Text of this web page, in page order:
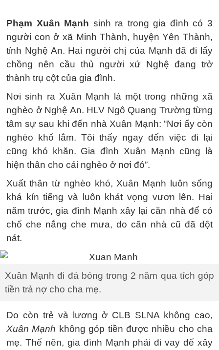
Phạm Xuân Mạnh sinh ra trong gia đình có 3
người con ở xã Minh Thành, huyện Yên Thành,
tỉnh Nghệ An. Hai người chị của Mạnh đã đi lấy
chồng nên cầu thủ người xứ Nghệ đang trở
thành trụ cột của gia đình.
Nơi sinh ra Xuân Mạnh là một trong những xã
nghèo ở Nghệ An. HLV Ngô Quang Trường từng
tâm sự sau khi đến nhà Xuân Mạnh: “Nơi ấy còn
nghèo khổ lắm. Tôi thấy ngay đến việc đi lại
cũng khó khăn. Gia đình Xuân Mạnh cũng là
hiện thân cho cái nghèo ở nơi đó”.
Xuất thân từ nghèo khó, Xuân Mạnh luôn sống
khá kín tiếng và luôn khát vọng vươn lên. Hai
năm trước, gia đình Mạnh xây lại căn nhà để có
chổ che nắng che mưa, do căn nhà cũ đã dột
nát.
Xuân Mạnh đi đá bóng trong 2 năm qua tích góp
tiền trả nợ cho cha mẹ.
Do còn trẻ và lương ở CLB SLNA không cao,
Xuân Mạnh không góp tiền được nhiều cho cha
mẹ. Thế nên, gia đình Mạnh phải đi vay để xây